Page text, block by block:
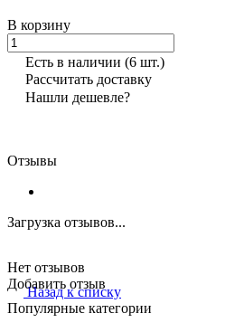
В корзину
Есть в наличии (6 шт.)
Рассчитать доставку
Нашли дешевле?
Отзывы
Загрузка отзывов...
Нет отзывов
Добавить отзыв
Назад к списку
Популярные категории